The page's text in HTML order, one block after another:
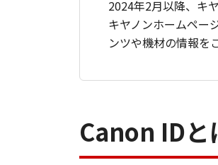
2024年2月以降、キ
キヤノンホームペー
ンツや機材の情報を
Canon IDと